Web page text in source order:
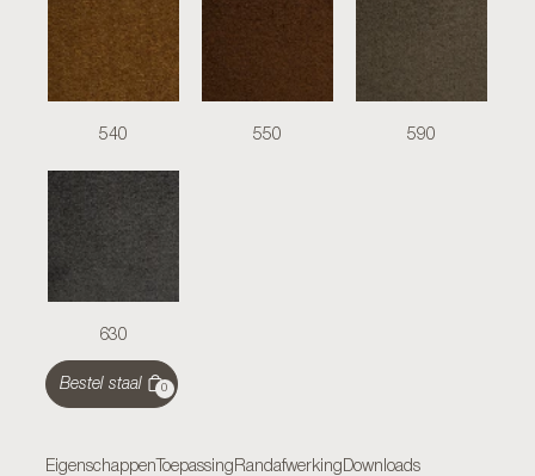
540 550 590
630
Bestel staal 0
Eigenschappen Toepassing Randafwerking Downloads